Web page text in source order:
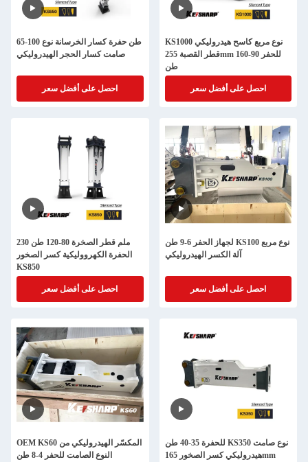
65-100 طن حفرة كسار الخرسانة نوع
صامت كسار الحجر الهيدروليكي
احصل على أفضل سعر
KS1000 نوع مربع كاسح هيدروليكي
قطر القصبة 255mm للحفر 90-160
طن
احصل على أفضل سعر
230 ملم قطر الصخرة 80-120 طن
الحفرة الكهرووليكية كسر الصخور
KS850
احصل على أفضل سعر
لجهاز الحفر 6-9 طن KS100 نوع مربع
آلة الكسر الهيدروليكي
احصل على أفضل سعر
OEM KS60 المكسّر الهيدروليكي من
النوع الصامت للحفر 4-8 طن
للحفرة 35-40 طن KS350 نوع صامت
هيدروليكي كسر الصخور 165mm